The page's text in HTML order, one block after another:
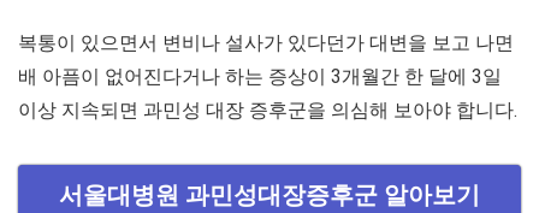
복통이 있으면서 변비나 설사가 있다던가 대변을 보고 나면
배 아픔이 없어진다거나 하는 증상이 3개월간 한 달에 3일
이상 지속되면 과민성 대장 증후군을 의심해 보아야 합니다.
서울대병원 과민성대장증후군 알아보기